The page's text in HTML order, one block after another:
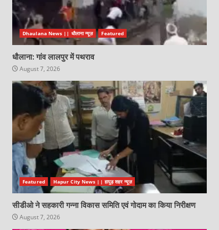
Dhaulana News || धौलाना न्यूज़ Featured
धौलाना: गांव लालपुर में पथराव
August 7, 2026
Featured Hapur City News || हापुड़ शहर न्यूज़
सीडीओ ने सहकारी गन्ना विकास समिति एवं गोदाम का किया निरीक्षण
August 7, 2026